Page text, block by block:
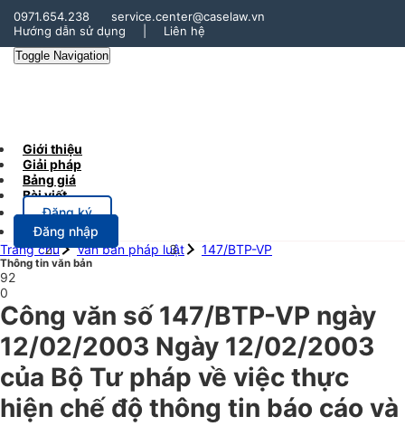
0971.654.238
service.center@caselaw.vn
Hướng dẫn sử dụng
Liên hệ
Toggle Navigation
Giới thiệu
Giải pháp
Bảng giá
Bài viết
Đăng ký
Đăng nhập
Trang chủ
Văn bản pháp luật 147/BTP-VP
Thông tin văn bản
92
0
Công văn số 147/BTP-VP ngày
12/02/2003 Ngày 12/02/2003
của Bộ Tư pháp về việc thực
hiện chế độ thông tin báo cáo và